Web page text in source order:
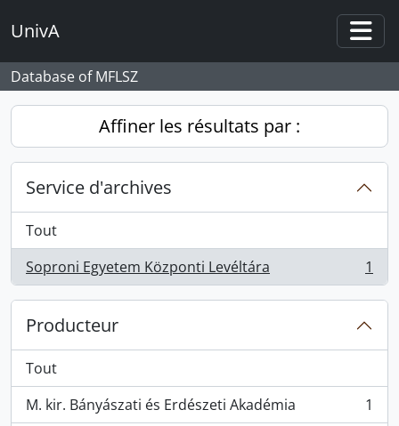
UnivA
Database of MFLSZ
Affiner les résultats par :
Service d'archives
Tout
Soproni Egyetem Központi Levéltára
, 1 résultats 1
Producteur
Tout
M. kir. Bányászati és Erdészeti Akadémia
, 1 résultats
1